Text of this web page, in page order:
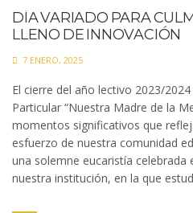
DÍA VARIADO PARA
LLENO DE INNOVACIÓN
7 ENERO, 2025
El cierre del año lectivo 2023/
Particular “Nuestra Madre de la
momentos significativos que
esfuerzo de nuestra comunidad
una solemne eucaristía celebrada
nuestra institución, en la que